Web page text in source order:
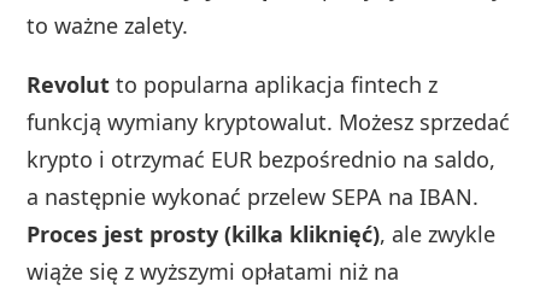
to ważne zalety.
Revolut to popularna aplikacja fintech z
funkcją wymiany kryptowalut. Możesz sprzedać
krypto i otrzymać EUR bezpośrednio na saldo,
a następnie wykonać przelew SEPA na IBAN.
Proces jest prosty (kilka kliknięć), ale zwykle
wiąże się z wyższymi opłatami niż na